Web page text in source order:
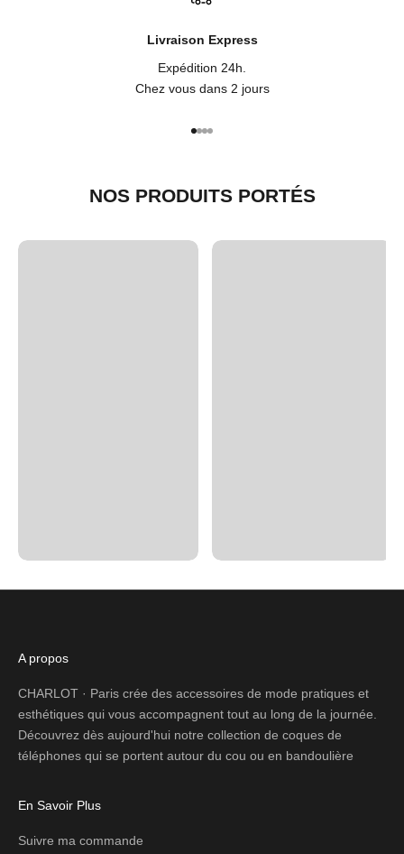
Livraison Express
Expédition 24h.
Chez vous dans 2 jours
Aller à l'élément 1
Aller à l'élément 2
Aller à l'élément 3
Aller à l'élément 4
NOS PRODUITS PORTÉS
A propos
CHARLOT · Paris crée des accessoires de mode pratiques et
esthétiques qui vous accompagnent tout au long de la journée.
Découvrez dès aujourd'hui notre collection de coques de
téléphones qui se portent autour du cou ou en bandoulière
En Savoir Plus
Suivre ma commande